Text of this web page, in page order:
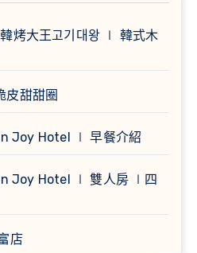
烤大王고기대왕 ∣ 韓式木
皮甜甜圈
Joy Hotel ∣ 早餐介紹
Joy Hotel ∣ 雙人房 ∣四
店